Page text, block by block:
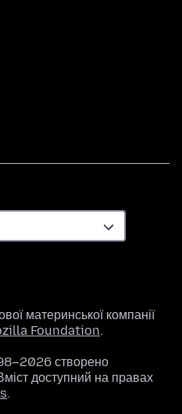
материнської компанії
Foundation.
створено
доступний на правах
.